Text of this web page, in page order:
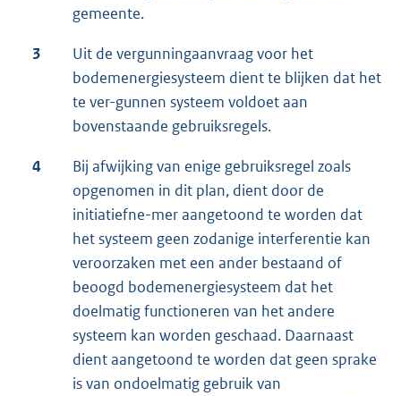
gemeente.
3
Uit de vergunningaanvraag voor het
bodemenergiesysteem dient te blijken dat het
te ver-gunnen systeem voldoet aan
bovenstaande gebruiksregels.
4
Bij afwijking van enige gebruiksregel zoals
opgenomen in dit plan, dient door de
initiatiefne-mer aangetoond te worden dat
het systeem geen zodanige interferentie kan
veroorzaken met een ander bestaand of
beoogd bodemenergiesysteem dat het
doelmatig functioneren van het andere
systeem kan worden geschaad. Daarnaast
dient aangetoond te worden dat geen sprake
is van ondoelmatig gebruik van